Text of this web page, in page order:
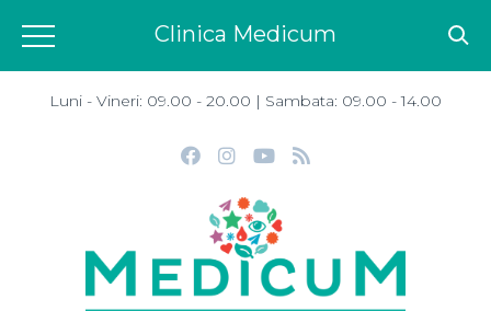
Luni - Vineri: 09.00 - 20.00 | Sambata: 09.00 - 14.00
Clinica Medicum